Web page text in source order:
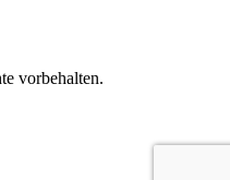
vorbehalten.